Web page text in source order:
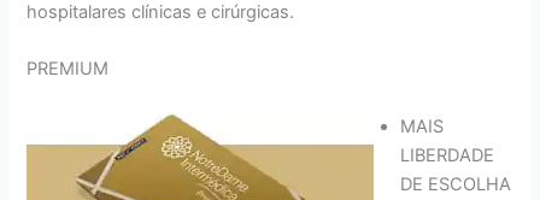
hospitalares clínicas e cirúrgicas.
PREMIUM
MAIS
LIBERDADE
DE ESCOLHA